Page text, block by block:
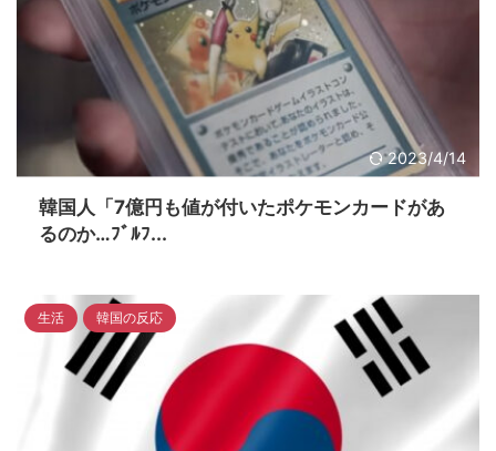
2023/4/14
韓国人「7億円も値が付いたポケモンカードがあ
るのか…ﾌﾞﾙﾌ...
生活 韓国の反応